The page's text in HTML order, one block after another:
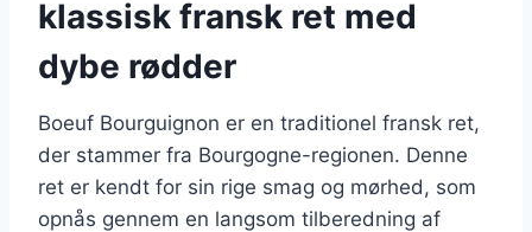
klassisk fransk ret med
dybe rødder
Boeuf Bourguignon er en traditionel fransk ret,
der stammer fra Bourgogne-regionen. Denne
ret er kendt for sin rige smag og mørhed, som
opnås gennem en langsom tilberedning af